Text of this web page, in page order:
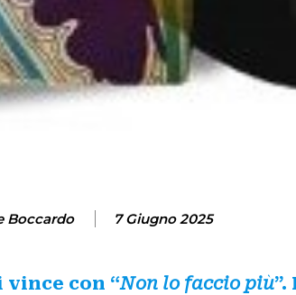
Boccardo 7 Giugno 2025
vince con “Non lo faccio più